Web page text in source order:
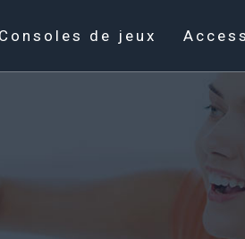
Consoles de jeux